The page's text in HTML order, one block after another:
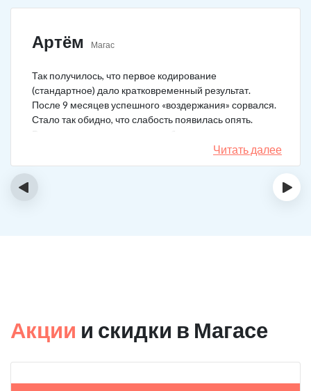
Артём Магас
Так получилось, что первое кодирование
(стандартное) дало кратковременный результат.
После 9 месяцев успешного «воздержания» сорвался.
Стало так обидно, что слабость появилась опять.
Решил не затягивать, и опять обратился в клинику.
Мне порекомендовали двойной блок. Согласился, и
сейчас не жалею. Уже два года в полной завязке.
Читать далее
‹ ›
Акции и скидки в Магасе